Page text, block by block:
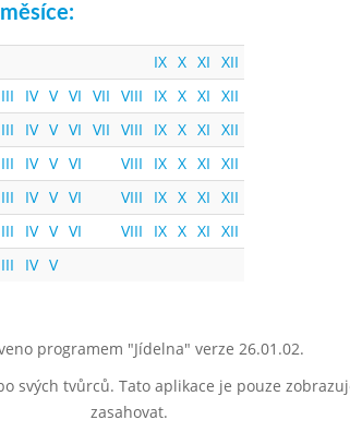
IX X XI XII
III IV V VI VII VIII IX X XI XII
III IV V VI VII VIII IX X XI XII
III IV V VI VIII IX X XI XII
III IV V VI VIII IX X XI XII
III IV V VI VIII IX X XI XII
III IV V
programem "Jídelna" verze 26.01.02.
tvůrců. Tato aplikace je pouze
zasahovat.